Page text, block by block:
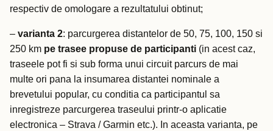
respectiv de omologare a rezultatului obtinut;
– varianta 2: parcurgerea distantelor de 50, 75, 100, 150 si
250 km pe trasee propuse de participanti (in acest caz,
traseele pot fi si sub forma unui circuit parcurs de mai
multe ori pana la insumarea distantei nominale a
brevetului popular, cu conditia ca participantul sa
inregistreze parcurgerea traseului printr-o aplicatie
electronica – Strava / Garmin etc.). In aceasta varianta, pe